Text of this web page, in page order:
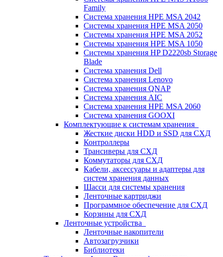
Family
Система хранения HPE MSA 2042
Системы хранения HPE MSA 2050
Системы хранения HPE MSA 2052
Системы хранения HPE MSA 1050
Системы хранения HP D2220sb Storage
Blade
Система хранения Dell
Система хранения Lenovo
Система хранения QNAP
Система хранения AIC
Система хранения HPE MSA 2060
Система хранения GOOXI
Комплектующие к системам хранения
Жесткие диски HDD и SSD для СХД
Контроллеры
Трансиверы для СХД
Коммутаторы для СХД
Кабели, аксессуары и адаптеры для
систем хранения данных
Шасси для системы хранения
Ленточные картриджи
Программное обеспечение для СХД
Корзины для СХД
Ленточные устройства
Ленточные накопители
Автозагрузчики
Библиотеки